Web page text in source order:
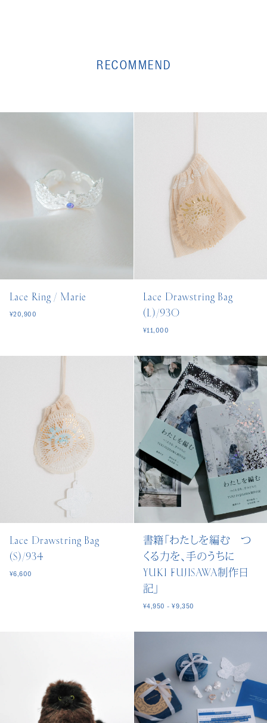
RECOMMEND
Lace Ring / Marie
¥20,900
Lace Drawstring Bag
(L)/930
¥11,000
Lace Drawstring Bag
(S)/934
¥6,600
書籍「わたしを編む つ
くる力を、手のうちに
YUKI FUJISAWA制作日
記」
¥4,950 - ¥9,350